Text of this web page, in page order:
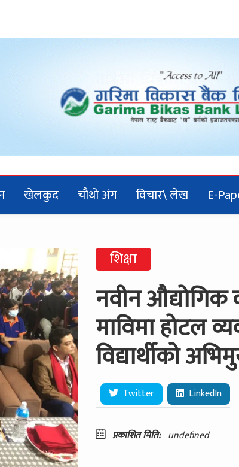
खेलकुद चौथो अंग विचार\ लेख E-
शिक्षा
नवीन औद्योगिक
माविमा होटल
विद्यार्थीको
Twitter LinkedIn
प्रकाशित मिति: undefined